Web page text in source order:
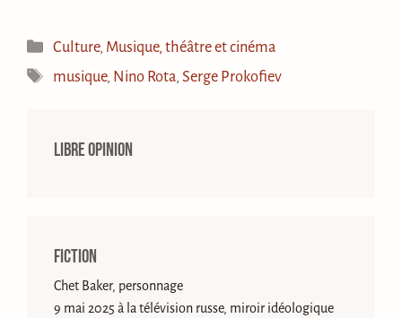
Catégories
Culture, Musique, théâtre et cinéma
Étiquettes
musique, Nino Rota,Serge Prokofiev
Libre opinion
Fiction
Chet Baker, personnage
9 mai 2025 à la télévision russe, miroir idéologique